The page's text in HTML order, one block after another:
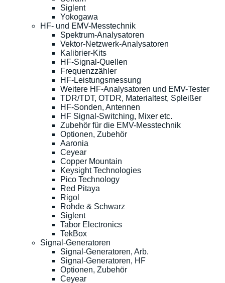
Siglent
Yokogawa
HF- und EMV-Messtechnik
Spektrum-Analysatoren
Vektor-Netzwerk-Analysatoren
Kalibrier-Kits
HF-Signal-Quellen
Frequenzzähler
HF-Leistungsmessung
Weitere HF-Analysatoren und EMV-Tester
TDR/TDT, OTDR, Materialtest, Spleißer
HF-Sonden, Antennen
HF Signal-Switching, Mixer etc.
Zubehör für die EMV-Messtechnik
Optionen, Zubehör
Aaronia
Ceyear
Copper Mountain
Keysight Technologies
Pico Technology
Red Pitaya
Rigol
Rohde & Schwarz
Siglent
Tabor Electronics
TekBox
Signal-Generatoren
Signal-Generatoren, Arb.
Signal-Generatoren, HF
Optionen, Zubehör
Ceyear